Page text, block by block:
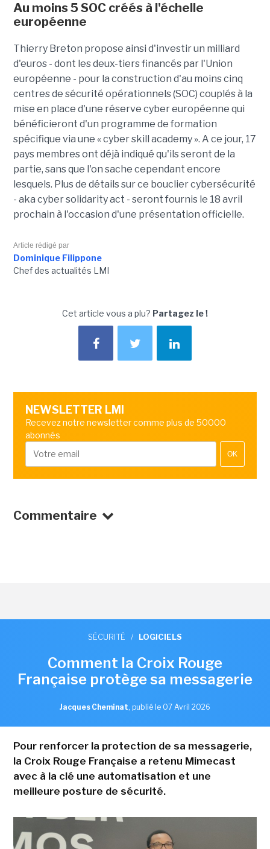
Au moins 5 SOC créés à l'échelle
européenne
Thierry Breton propose ainsi d'investir un milliard
d'euros - dont les deux-tiers financés par l'Union
européenne - pour la construction d'au moins cinq
centres de sécurité opérationnels (SOC) couplés à la
mise en place d'une réserve cyber européenne qui
bénéficieront d'un programme de formation
spécifique via une « cyber skill academy ». A ce jour, 17
pays membres ont déjà indiqué qu'ils seront de la
partie, sans que l'on sache cependant encore
lesquels. Plus de détails sur ce bouclier cybersécurité
- aka cyber solidarity act - seront fournis le 18 avril
prochain à l'occasion d'une présentation officielle.
Article rédigé par
Dominique Filippone
Chef des actualités LMI
Cet article vous a plu? Partagez le !
NEWSLETTER LMI
Recevez notre newsletter comme plus de 50000
abonnés
OK
Commentaire
SÉCURITÉ / LOGICIELS
Comment la Croix Rouge
Française protège sa messagerie
Jacques Cheminat, publié le 07 Avril 2026
Pour renforcer la protection de sa messagerie,
la Croix Rouge Française a retenu Mimecast
avec à la clé une automatisation et une
meilleure posture de sécurité.